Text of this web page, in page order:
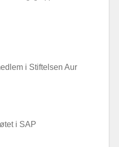
i Stiftelsen Aur
i SAP